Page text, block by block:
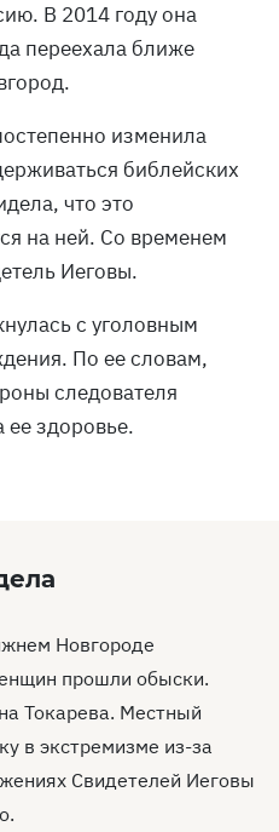
В 2014 году она
переехала ближе
изменила
библейских
что это
на ней. Со временем
Иеговы.
с уголовным
По ее словам,
следователя
ее здоровье.
Новгороде
прошли обыски.
Токарева. Местный
в экстремизме из-за
Свидетелей Иеговы